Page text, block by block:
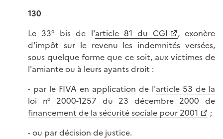
130
Le 33° bis de l'article 81 du CGI
, exonère
d'impôt sur le revenu les indemnités versées,
sous quelque forme que ce soit, aux victimes de
l'amiante ou à leurs ayants droit :
- par le FIVA en application de l'article 53 de la
loi n° 2000-1257 du 23 décembre 2000 de
financement de la sécurité sociale pour 2001
;
- ou par décision de justice.